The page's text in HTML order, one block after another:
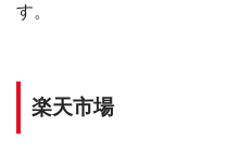
す。
楽天市場